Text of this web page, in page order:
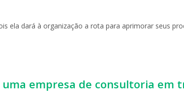
ela dará à organização a rota para aprimorar seus
empresa de consultoria em